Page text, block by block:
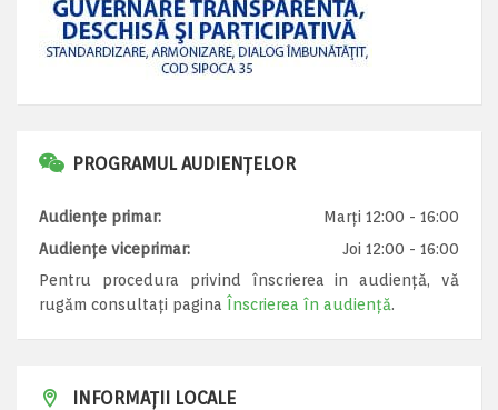
PROGRAMUL AUDIENȚELOR
Audiențe primar:
Marți 12:00 - 16:00
Audiențe viceprimar:
Joi 12:00 - 16:00
Pentru procedura privind înscrierea in audiență, vă
rugăm consultați pagina Înscrierea în audiență.
INFORMAȚII LOCALE